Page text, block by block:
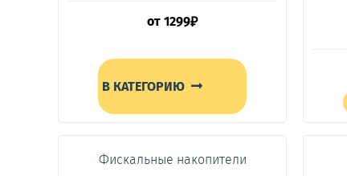
от 1299₽
В КАТЕГОРИЮ
Фискальные накопители